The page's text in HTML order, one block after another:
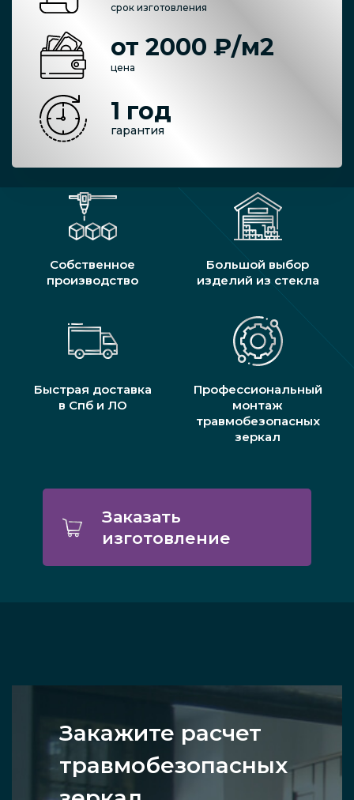
срок изготовления
от 2000 ₽/м2
цена
1 год
гарантия
Собственное
производство
Большой выбор
изделий из стекла
Быстрая доставка
в Спб и ЛО
Профессиональный
монтаж
травмобезопасных
зеркал
Заказать
изготовление
Закажите расчет
травмобезопасных